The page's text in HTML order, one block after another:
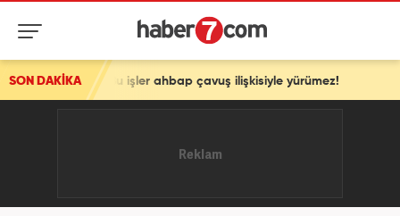
SON DAKİKA
ahbap çavuş ilişkisiyle yürümez!